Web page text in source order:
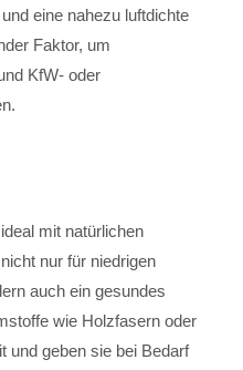
eine nahezu luftdichte
Faktor, um
KfW- oder
mit natürlichen
nur für niedrigen
auch ein gesundes
wie Holzfasern oder
und geben sie bei Bedarf